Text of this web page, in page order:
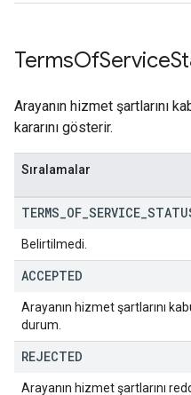
TermsOfService
Arayanın hizmet şartlarını
kararını gösterir.
Sıralamalar
TERMS OF SERVICE
Belirtilmedi.
ACCEPTED
Arayanın hizmet şartlarını
durum.
REJECTED
Arayanın hizmet şartlarını